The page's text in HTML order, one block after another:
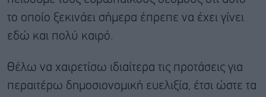
το οποίο ξεκινάει σήμερα έπρεπε να έχει γίνει
εδώ και πολύ καιρό.
Θέλω να χαιρετίσω ιδιαίτερα τις προτάσεις για
περαιτέρω δημοσιονομική ευελιξία, έτσι ώστε τα